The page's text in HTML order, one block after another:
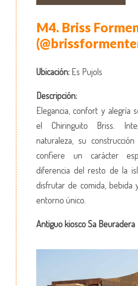
M4. Briss
Ubicación: Es Pujols
Descripción:
Elegancia, confort y alegría
el Chiringuito Briss.
naturaleza, su
confiere un carácter
diferencia del resto de la
disfrutar de comida, bebida
entorno único.
Antiguo kiosco Sa Beuradera